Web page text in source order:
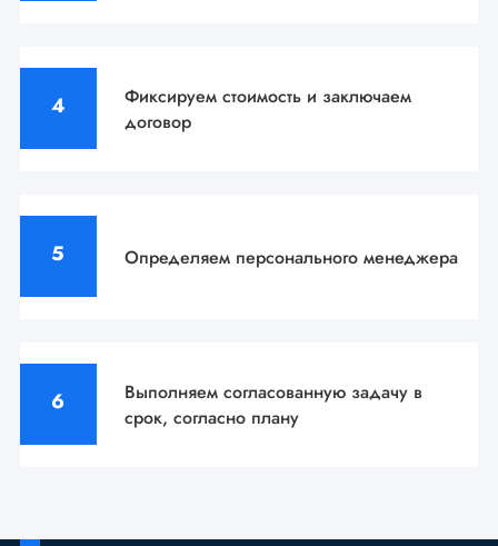
Фиксируем стоимость и заключаем
договор
Определяем персонального менеджера
Выполняем согласованную задачу в
срок, согласно плану